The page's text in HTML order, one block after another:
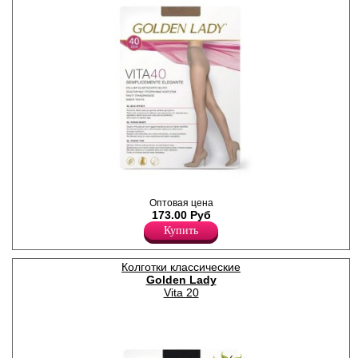
матовые, с шортиками.
Плотность 40ден
Лайкра 13%
Полиамид 87%
Оптовая цена
173.00 Руб
Купить
Колготки классические
Golden Lady
Vita 20